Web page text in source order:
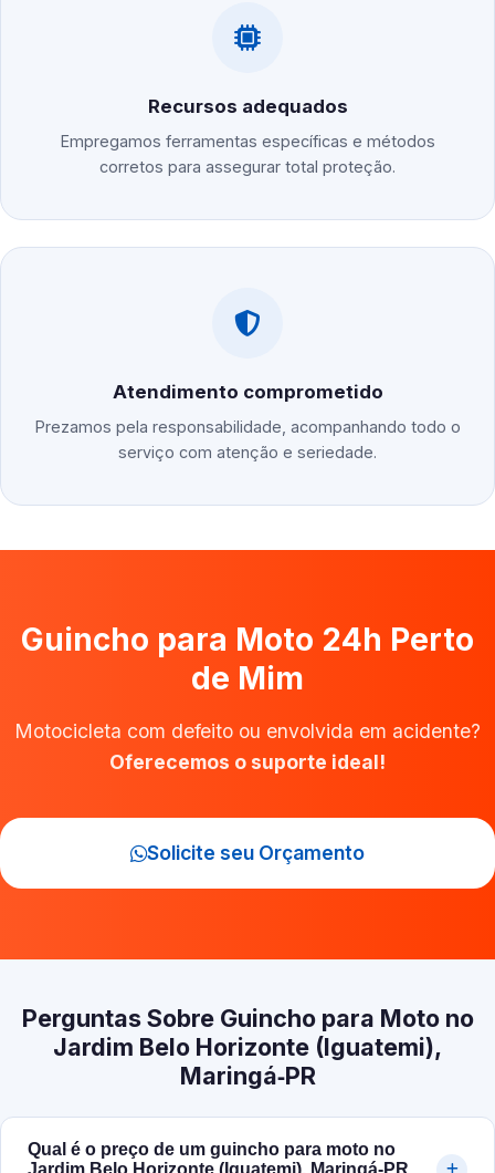
Recursos adequados
Empregamos ferramentas específicas e métodos
corretos para assegurar total proteção.
Atendimento comprometido
Prezamos pela responsabilidade, acompanhando todo o
serviço com atenção e seriedade.
Guincho para Moto 24h Perto
de Mim
Motocicleta com defeito ou envolvida em acidente?
Oferecemos o suporte ideal!
Solicite seu Orçamento
Perguntas Sobre Guincho para Moto no
Jardim Belo Horizonte (Iguatemi),
Maringá‑PR
Qual é o preço de um guincho para moto no
Jardim Belo Horizonte (Iguatemi), Maringá‑PR